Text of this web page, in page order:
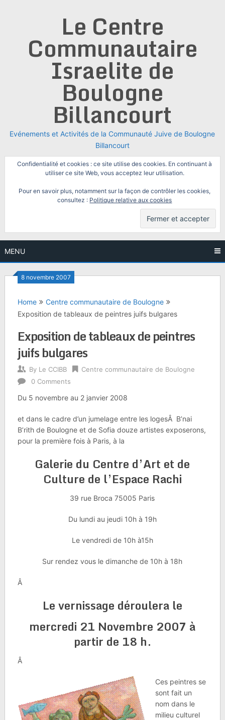
Le Centre
Communautaire
Israelite de
Boulogne
Billancourt
Evénements et Activités de la Communauté Juive de Boulogne
Billancourt
Confidentialité et cookies : ce site utilise des cookies. En continuant à
utiliser ce site Web, vous acceptez leur utilisation.
Pour en savoir plus, notamment sur la façon de contrôler les cookies,
consultez : Politique relative aux cookies
MENU
8 novembre 2007
Home
Centre communautaire de Boulogne
Exposition de tableaux de peintres juifs bulgares
Exposition de tableaux de peintres
juifs bulgares
By Le CCIBB
Centre communautaire de Boulogne
0 Comments
Du 5 novembre au 2 janvier 2008
et dans le cadre d’un jumelage entre les logesÂ B’nai
B’rith de Boulogne et de Sofia douze artistes exposerons,
pour la première fois à Paris, à la
Galerie du Centre d’Art et de
Culture de l’Espace Rachi
39 rue Broca 75005 Paris
Du lundi au jeudi 10h à 19h
Le vendredi de 10h à15h
Sur rendez vous le dimanche de 10h à 18h
Â
Le vernissage déroulera le
mercredi 21 Novembre 2007 à
partir de 18 h.
Â
Ces peintres se
sont fait un
nom dans le
milieu culturel